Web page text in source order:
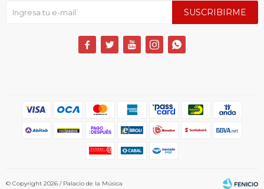
SUSCRIBIRME
    
© Copyright 2026 / Palacio de la Música